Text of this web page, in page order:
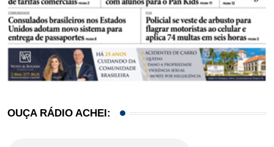
OUÇA RÁDIO ACHEI: